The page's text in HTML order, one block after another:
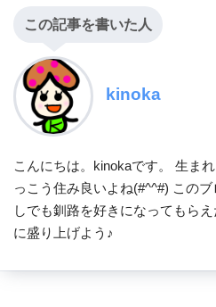
この記事を書いた人
kinoka
こんにちは。kinokaです。 生ま
っこう住み良いよね(#^^#) この
しでも釧路を好きになってもら
に盛り上げよう♪